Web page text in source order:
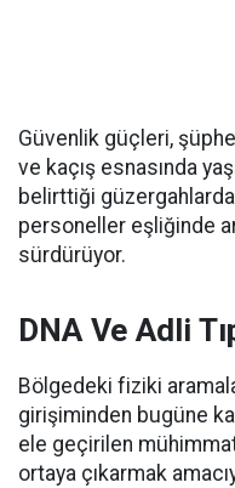
Güvenlik güçleri,
ve kaçış esnasında
belirttiği
personeller eşliğinde
sürdürüyor.
DNA Ve Adli
Bölgedeki fiziki
girişiminden bugüne
ele geçirilen
ortaya çıkarmak